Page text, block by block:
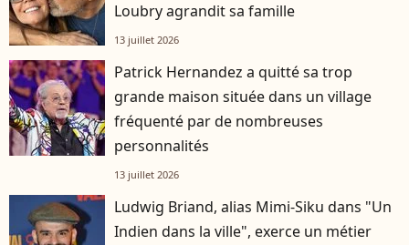
Loubry agrandit sa famille
13 juillet 2026
Patrick Hernandez a quitté sa trop
grande maison située dans un village
fréquenté par de nombreuses
personnalités
13 juillet 2026
Ludwig Briand, alias Mimi-Siku dans "Un
Indien dans la ville", exerce un métier